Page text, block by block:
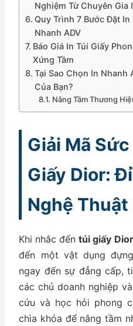
Nghiệm Từ Chuyên Gia
Quy Trình 7 Bước Đặt In
Nhanh ADV
Báo Giá In Túi Giấy
Xứng Tầm
Tại Sao Chọn In Nhanh
Của Bạn?
Nâng Tầm Thương
Giải Mã
Giấy Dior:
Nghệ Thuật
Khi nhắc đếntúi giấy Dior
đến một vật dụng
ngay đến sự đẳng cấp,
các chủ doanh nghiệp
cứu và học hỏi phong
chìa khóa để nâng tầm